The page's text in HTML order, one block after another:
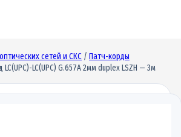
сетей и СКС / Патч-корды
LC(UPC) G.657A 2мм duplex LSZH — 3м